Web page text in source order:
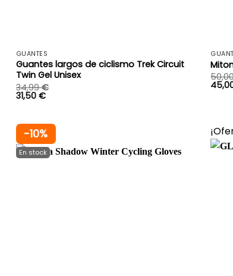
GUANTES
Guantes largos de ciclismo Trek Circuit
Twin Gel Unisex
34,99€
31,50 €
-10%